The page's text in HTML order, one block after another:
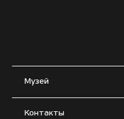
Музей
Контакты